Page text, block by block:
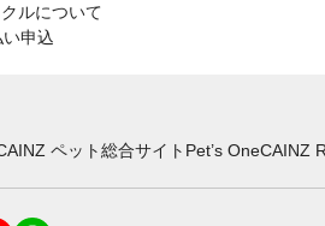
ルについて
申込
ペット総合サイト Pet’s OneCAINZ